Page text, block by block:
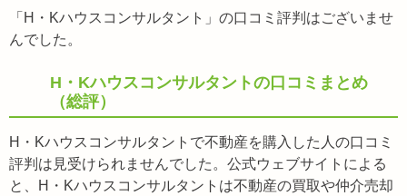
「H・Kハウスコンサルタント」の口コミ評判はございませ
んでした。
H・Kハウスコンサルタントの口コミまとめ
（総評）
H・Kハウスコンサルタントで不動産を購入した人の口コミ
評判は見受けられませんでした。公式ウェブサイトによる
と、H・Kハウスコンサルタントは不動産の買取や仲介売却